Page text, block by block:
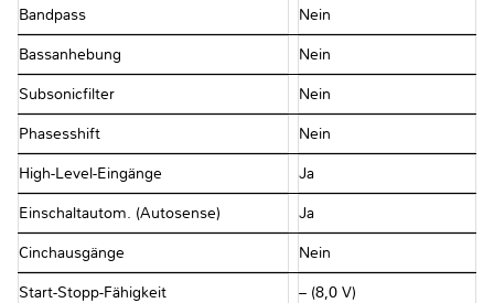
Bandpass Nein
Bassanhebung Nein
Subsonicfilter Nein
Phasesshift Nein
High-Level-Eingänge Ja
Einschaltautom. (Autosense) Ja
Cinchausgänge Nein
Start-Stopp-Fähigkeit – (8,0 V)